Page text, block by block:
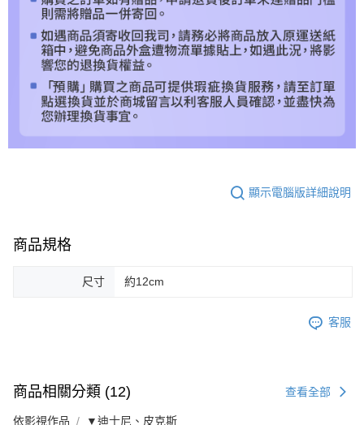
顯示電腦版詳細說明
商品規格
尺寸 約12cm
客服
商品相關分類 (12) 查看全部
依影視作品 ▼迪士尼、皮克斯